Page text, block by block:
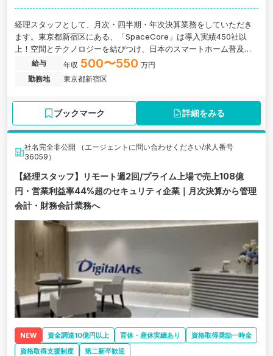
経理スタッフとして、月次・四半期・年次決算業務をしていただき
ます。東京都新宿区にある、「SpaceCore」は導入実績450社以
上！空間とテクノロジーを結びつけ、日本のスマートホーム普及を
目指す企業の求人です。
給与 年収 500〜550 万円
勤務地
東京都新宿区
ブックマーク 詳細をみる
社名完全非公開 （エージェントに問い合わせください/求人番号
36059）
【経理スタッフ】リモート週2回/プライム上場で売上108億
円・営業利益率44%超のセキュリティ企業｜月次決算から管理
会計・財務会計業務へ
NEW 資金調達10億円以上 育休・産休実績あり
資格取得奨励一時金
資格取得支援制度
第二新卒歓迎